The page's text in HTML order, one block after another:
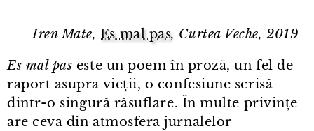
Iren Mate, Es mal pas, Curtea Veche, 2019
Es mal pas este un poem în proză, un fel de
raport asupra vieții, o confesiune scrisă
dintr⁠-⁠o singură răsuflare. În multe privințe
are ceva din atmosfera jurnalelor